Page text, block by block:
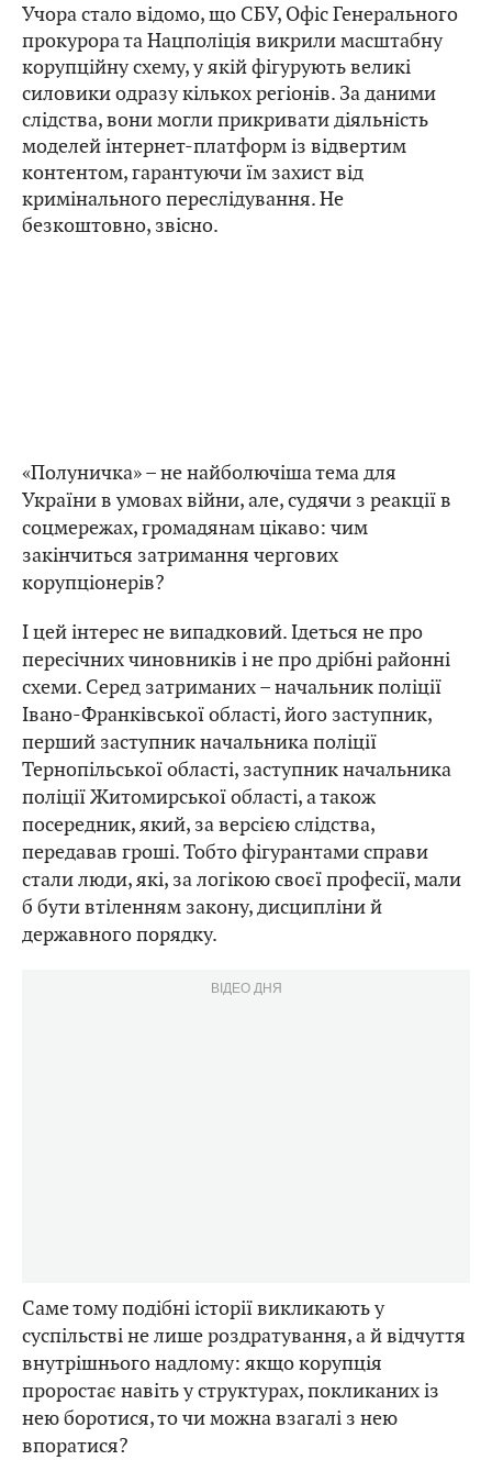
Учора стало відомо, що СБУ, Офіс Генерального
прокурора та Нацполіція викрили масштабну
корупційну схему, у якій фігурують великі
силовики одразу кількох регіонів. За даними
слідства, вони могли прикривати діяльність
моделей інтернет-платформ із відвертим
контентом, гарантуючи їм захист від
кримінального переслідування. Не
безкоштовно, звісно.
«Полуничка» – не найболючіша тема для
України в умовах війни, але, судячи з реакції в
соцмережах, громадянам цікаво: чим
закінчиться затримання чергових
корупціонерів?
І цей інтерес не випадковий. Ідеться не про
пересічних чиновників і не про дрібні районні
схеми. Серед затриманих – начальник поліції
Івано-Франківської області, його заступник,
перший заступник начальника поліції
Тернопільської області, заступник начальника
поліції Житомирської області, а також
посередник, який, за версією слідства,
передавав гроші. Тобто фігурантами справи
стали люди, які, за логікою своєї професії, мали
б бути втіленням закону, дисципліни й
державного порядку.
ВІДЕО ДНЯ
Саме тому подібні історії викликають у
суспільстві не лише роздратування, а й відчуття
внутрішнього надлому: якщо корупція
проростає навіть у структурах, покликаних із
нею боротися, то чи можна взагалі з нею
впоратися?